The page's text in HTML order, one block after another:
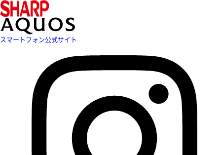
スマートフォン公式サイト